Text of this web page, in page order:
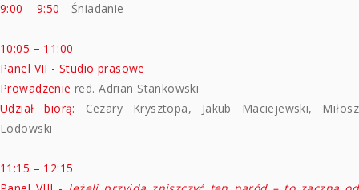
9:00 – 9:50 - Śniadanie
10:05 – 11:00
Panel VII - Studio prasowe
Prowadzeniered. Adrian Stankowski
Udział biorą: Cezary Krysztopa, Jakub Maciejewski, Miłosz
Lodowski
11:15 – 12:15